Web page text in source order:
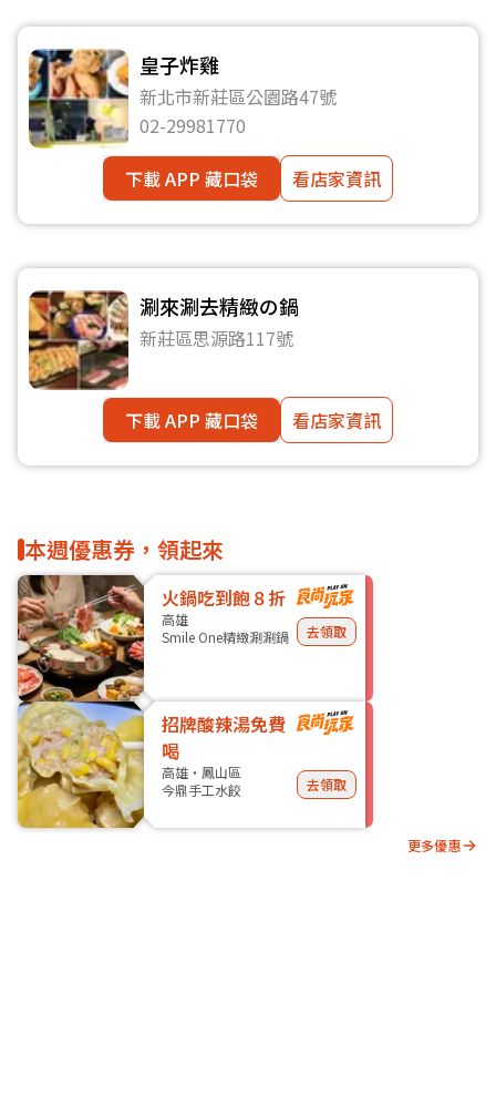
皇子炸雞
新北市新莊區公園路47號
02-29981770
下載 APP 藏口袋
看店家資訊
涮來涮去精緻の鍋
新莊區思源路117號
下載 APP 藏口袋 看店家資訊
本週優惠券，領起來
火鍋吃到飽８折
高雄
Smile One精緻涮涮鍋
去領取
招牌酸辣湯免費
喝
高雄・鳳山區
今鼎手工水餃
去領取
更多優惠